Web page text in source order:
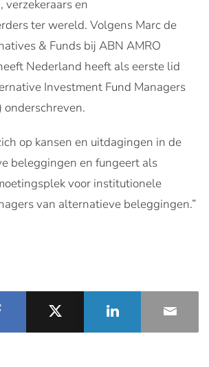
verzekeraars en
ter wereld. Volgens Marc de
& Funds bij ABN AMRO
Nederland heeft als eerste lid
Investment Fund Managers
onderschreven.
op kansen en uitdagingen in de
beleggingen en fungeert als
voor institutionele
van alternatieve beleggingen.”